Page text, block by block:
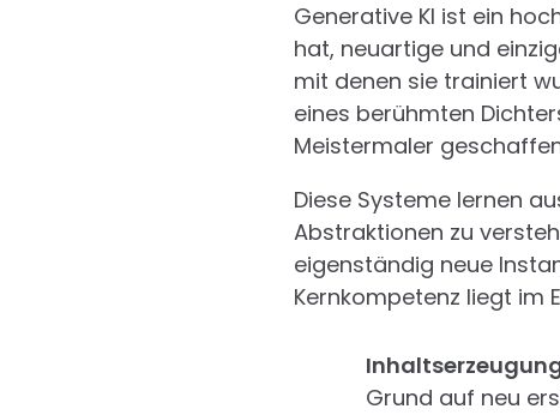
Generative KI ist ein
hat, neuartige und
mit denen sie trainiert
eines berühmten
Meistermaler
Diese Systeme lernen
Abstraktionen zu
eigenständig neue
Kernkompetenz liegt im
Grund auf neu